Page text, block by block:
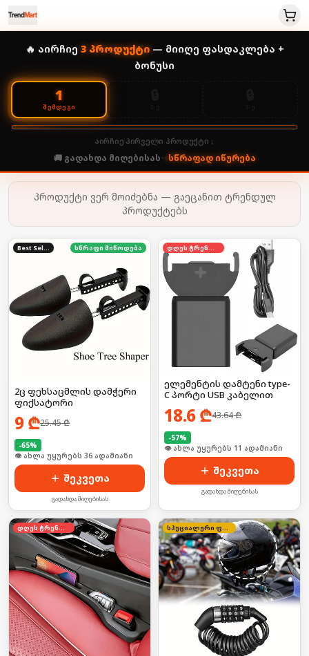
🔥 აირჩიე 3პროდუქტი— მიიღე ფასდაკლება +
ბონუსი
1
ᲨᲔᲛᲓᲔᲒᲘ
აირჩიე პირველი პროდუქტი ↓
🚚 გადახდა მიღებისას• სწრაფად იწურება
პროდუქტი ვერ მოიძებნა — გაეცანით ტრენდულ
პროდუქტებს
Best Seller სწრაფი მიწოდება
2ც ფეხსაცმლის დამჭერი
ფიქსატორი
9 ₾25.45₾
-65%
👁 ახლა უყურებს 36 ადამიანი
შეკვეთა
გადახდა მიღებისას
დღეს ტრენდში
ელემენტის დამტენი type-
C პორტი USB კაბელით
18.6 ₾43.64₾
-57%
👁 ახლა უყურებს 11 ადამიანი
შეკვეთა
გადახდა მიღებისას
დღეს ტრენდში სპეციალური ფასი